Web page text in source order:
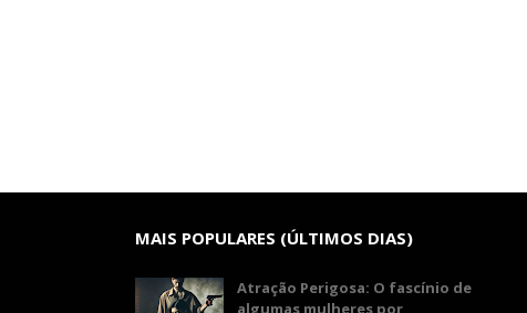
MAIS POPULARES (ÚLTIMOS DIAS)
Atração Perigosa: O fascínio de
algumas mulheres por